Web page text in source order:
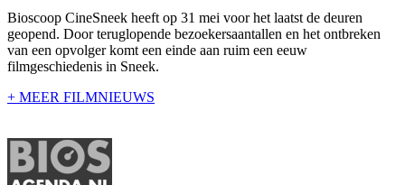
Bioscoop CineSneek heeft op 31 mei voor het laatst de deuren
geopend. Door teruglopende bezoekersaantallen en het ontbreken
van een opvolger komt een einde aan ruim een eeuw
filmgeschiedenis in Sneek.
+ MEER FILMNIEUWS